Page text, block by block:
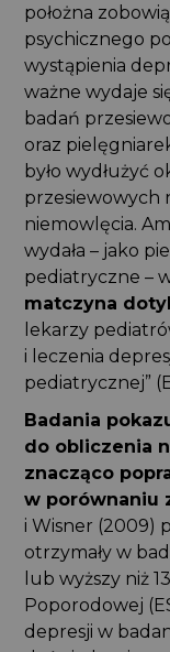
położna
psychicznego
wystąpienia
ważne wydaje
badań
oraz
było wydłużyć
przesiewowych
niemowlęcia.
wydała – jako
pediatryczne –
matczyna
lekarzy
i leczenia
pediatrycznej”
Badania
do obliczenia
znacząco
w porównaniu
i Wisner (2009)
otrzymały w
lub wyższy niż
Poporodowej
depresji w